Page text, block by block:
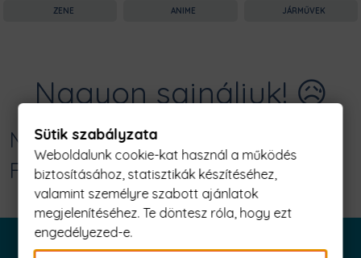
ZENE ANIME JÁRMŰVEK
Nagyon sajnáljuk! 😥
Nincs találat erre: "deer silhouette
Férfi Póló"
Sütik szabályzata
Weboldalunk cookie-kat használ a működés
biztosításához, statisztikák készítéséhez,
valamint személyre szabott ajánlatok
megjelenítéséhez. Te döntesz róla, hogy ezt
engedélyezed-e.